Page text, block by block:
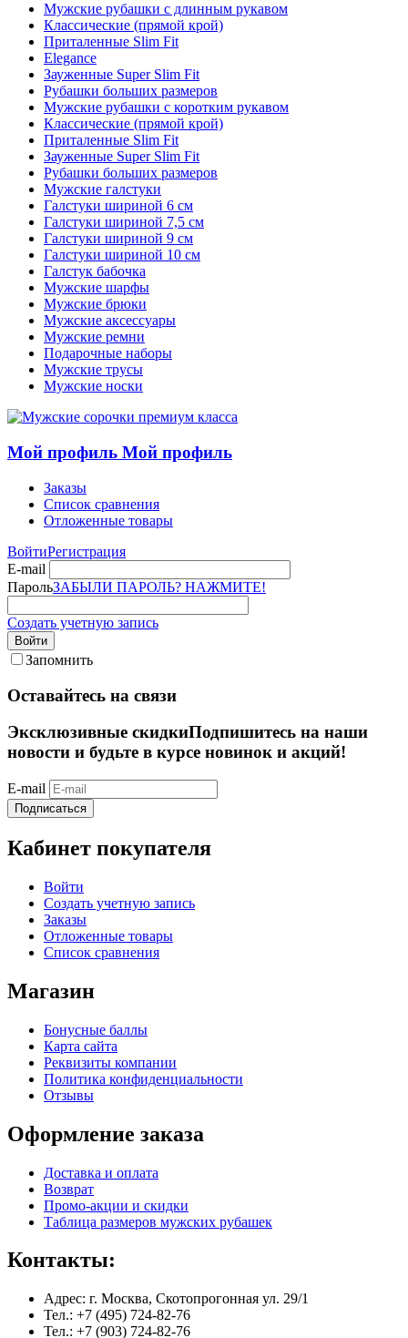
Мужские рубашки с длинным рукавом
Классические (прямой крой)
Приталенные Slim Fit
Elegance
Зауженные Super Slim Fit
Рубашки больших размеров
Мужские рубашки с коротким рукавом
Классические (прямой крой)
Приталенные Slim Fit
Зауженные Super Slim Fit
Рубашки больших размеров
Мужские галстуки
Галстуки шириной 6 см
Галстуки шириной 7,5 см
Галстуки шириной 9 см
Галстуки шириной 10 см
Галстук бабочка
Мужские шарфы
Мужские брюки
Мужские аксессуары
Мужские ремни
Подарочные наборы
Мужские трусы
Мужские носки
Мой профиль Мой профиль
Заказы
Список сравнения
Отложенные товары
ВойтиРегистрация
E-mail
ПарольЗАБЫЛИ ПАРОЛЬ? НАЖМИТЕ!
Создать учетную запись
Войти
Запомнить
Оставайтесь на связи
Эксклюзивные скидкиПодпишитесь на наши
новости и будьте в курсе новинок и акций!
E-mail
Подписаться
Кабинет покупателя
Войти
Создать учетную запись
Заказы
Отложенные товары
Список сравнения
Магазин
Бонусные баллы
Карта сайта
Реквизиты компании
Политика конфиденциальности
Отзывы
Оформление заказа
Доставка и оплата
Возврат
Промо-акции и скидки
Таблица размеров мужских рубашек
Контакты:
Адрес: г. Москва, Скотопрогонная ул. 29/1
Тел.: +7 (495) 724-82-76
Тел.: +7 (903) 724-82-76